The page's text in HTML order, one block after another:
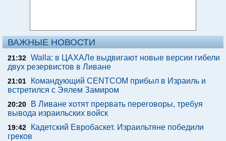
ВАЖНЫЕ НОВОСТИ
21:32 Walla: в ЦАХАЛе выдвигают новые версии гибели
двух резервистов в Ливане
21:01
Командующий CENTCOM прибыл в Израиль и
встретился с Эялем Замиром
20:20
В Ливане хотят прервать переговоры, требуя
вывода израильских войск
19:42
Кадетский Евробаскет. Израильтяне победили
греков